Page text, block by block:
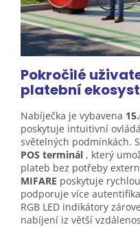
Pokročilé
platební
Nabíječka je vybavena
poskytuje intuitivní
světelných podmínkách.
POS terminál , který
plateb bez potřeby
MIFARE poskytuje
podporuje více
RGB LED indikátory
nabíjení iz větší